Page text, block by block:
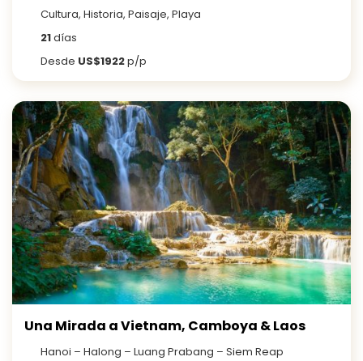
Cultura, Historia, Paisaje, Playa
21días
Desde US$1922p/p
Una Mirada a Vietnam, Camboya & Laos
Hanoi – Halong – Luang Prabang – Siem Reap